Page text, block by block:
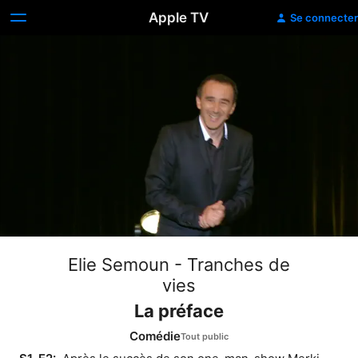
Apple TV Se connecter
Elie Semoun - Tranches de
vies
La préface
Comédie